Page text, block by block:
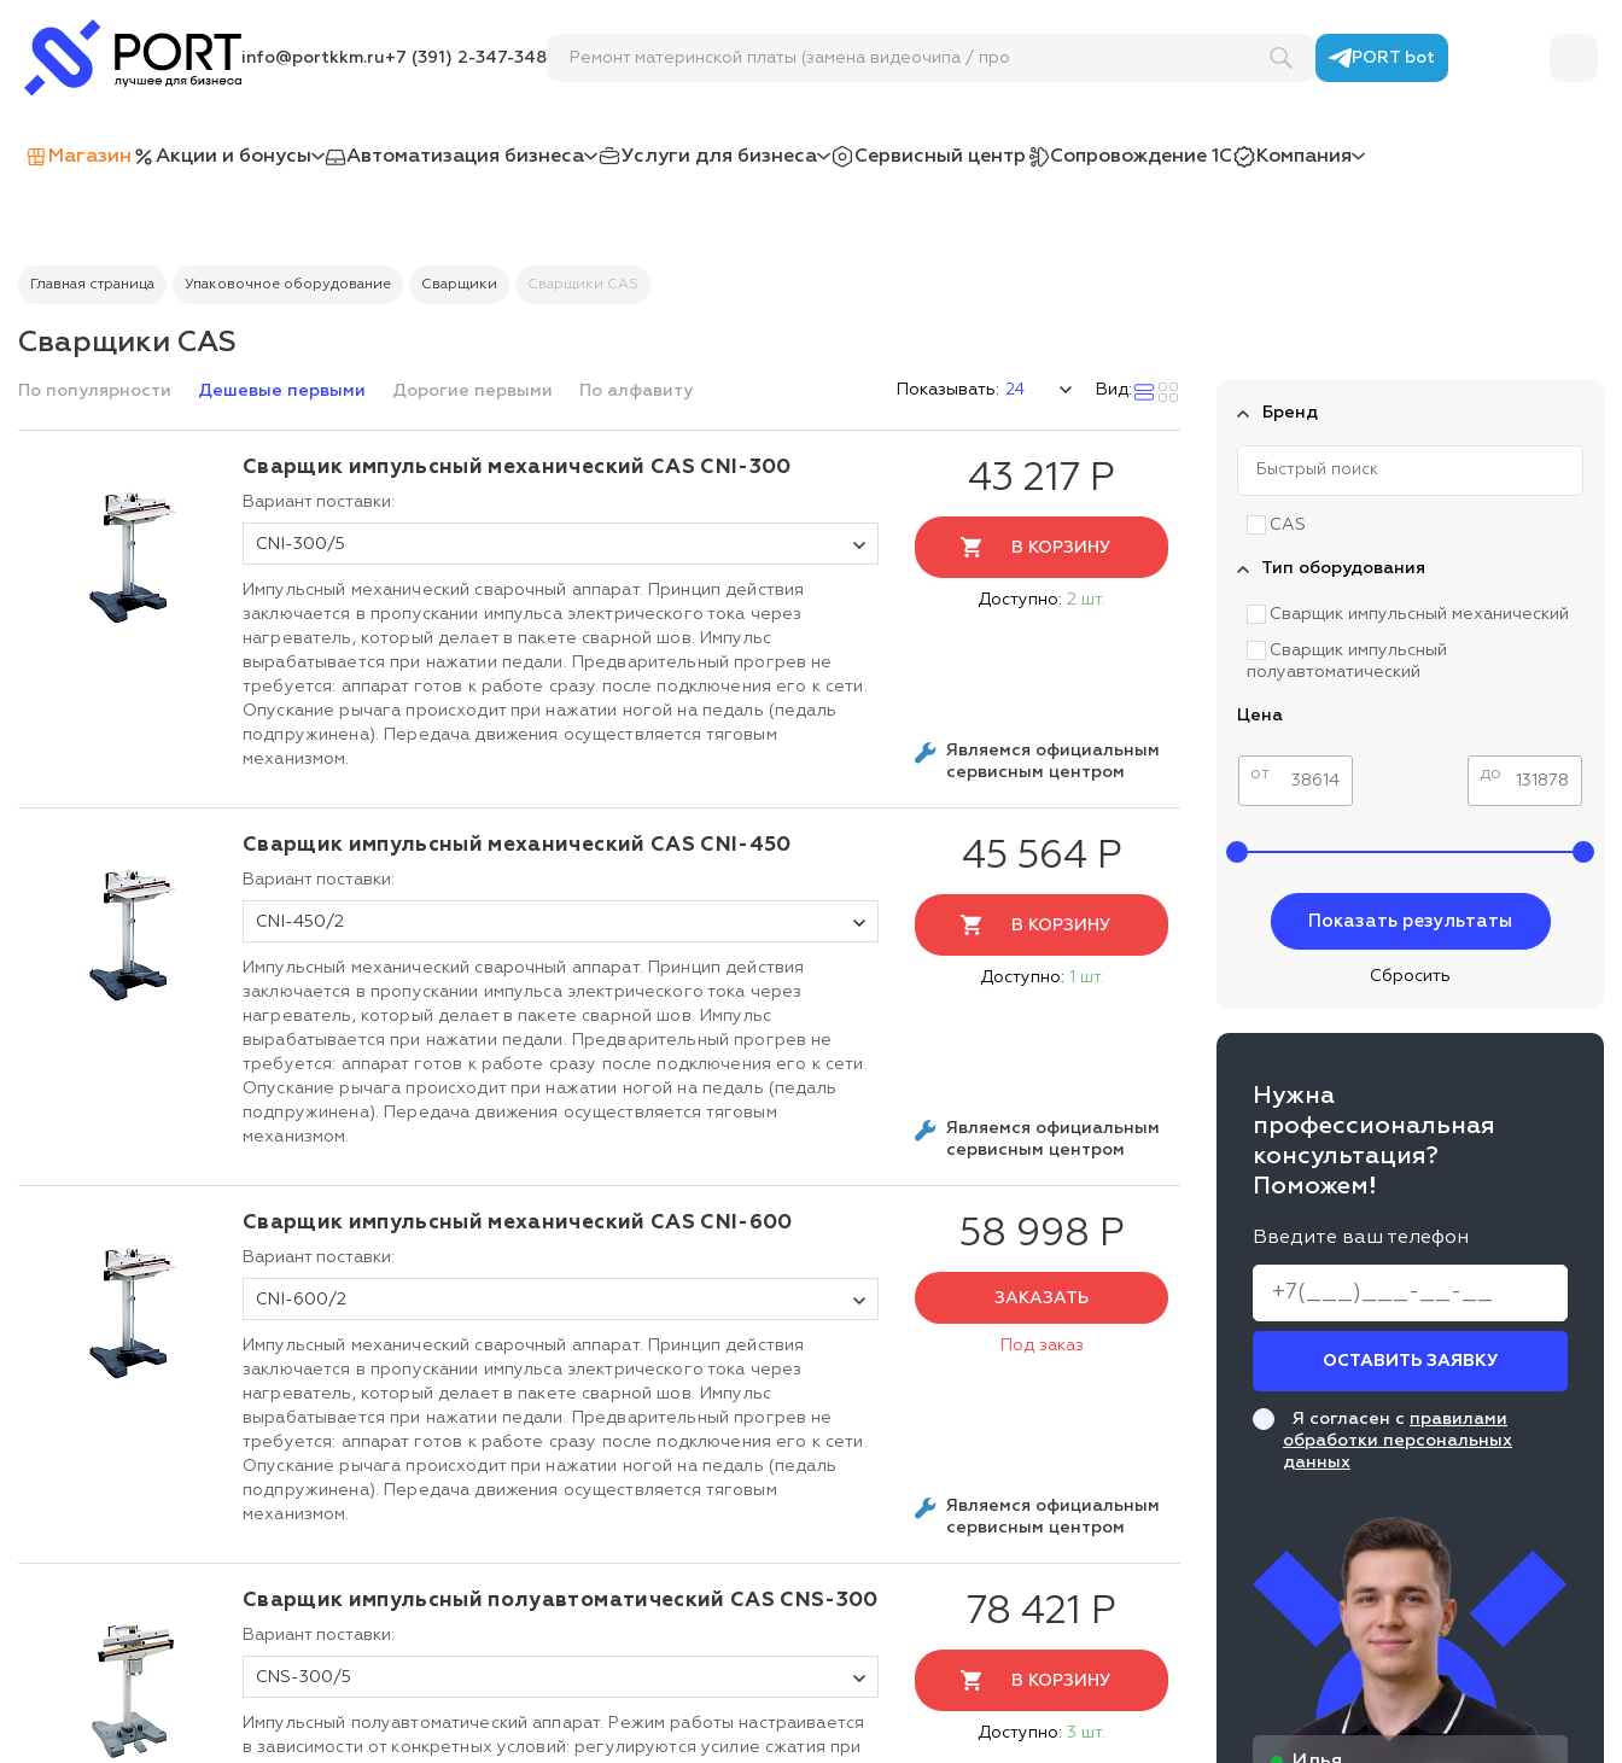
info@portkkm.ru+7 (391) 2-347-348 Ремонт материнской платы (замена видеочипа / процессор PORT bot
Магазин Акции и бонусы Автоматизация бизнеса Услуги для бизнеса Сервисный центр Сопровождение 1С Компания
Главная страница Упаковочное оборудование Сварщики Сварщики CAS
Сварщики CAS
По популярности Дешевые первыми Дорогие первыми По алфавиту Показывать: Вид:
Сварщик импульсный механический CAS CNI-300
Вариант поставки:
CNI-300/5
Импульсный механический сварочный аппарат. Принцип действия
заключается в пропускании импульса электрического тока через
нагреватель, который делает в пакете сварной шов. Импульс
вырабатывается при нажатии педали. Предварительный прогрев не
требуется: аппарат готов к работе сразу после подключения его к сети.
Опускание рычага происходит при нажатии ногой на педаль (педаль
подпружинена). Передача движения осуществляется тяговым
механизмом.
43 217 Р
В КОРЗИНУ
Доступно: 2 шт.
Являемся официальным
сервисным центром
Сварщик импульсный механический CAS CNI-450
Вариант поставки:
CNI-450/2
Импульсный механический сварочный аппарат. Принцип действия
заключается в пропускании импульса электрического тока через
нагреватель, который делает в пакете сварной шов. Импульс
вырабатывается при нажатии педали. Предварительный прогрев не
требуется: аппарат готов к работе сразу после подключения его к сети.
Опускание рычага происходит при нажатии ногой на педаль (педаль
подпружинена). Передача движения осуществляется тяговым
механизмом.
45 564 Р
В КОРЗИНУ
Доступно: 1 шт.
Являемся официальным
сервисным центром
Сварщик импульсный механический CAS CNI-600
Вариант поставки:
CNI-600/2
Импульсный механический сварочный аппарат. Принцип действия
заключается в пропускании импульса электрического тока через
нагреватель, который делает в пакете сварной шов. Импульс
вырабатывается при нажатии педали. Предварительный прогрев не
требуется: аппарат готов к работе сразу после подключения его к сети.
Опускание рычага происходит при нажатии ногой на педаль (педаль
подпружинена). Передача движения осуществляется тяговым
механизмом.
58 998 Р
ЗАКАЗАТЬ
Под заказ
Являемся официальным
сервисным центром
Сварщик импульсный полуавтоматический CAS CNS-300
Вариант поставки:
CNS-300/5
Импульсный полуавтоматический аппарат. Режим работы настраивается
в зависимости от конкретных условий: регулируются усилие сжатия при
78 421 Р
В КОРЗИНУ
Доступно: 3 шт.
Бренд
CAS
Тип оборудования
Сварщик импульсный механический
Сварщик импульсный
полуавтоматический
Цена
от до
Нужна
профессиональная
консультация?
Поможем!
Введите ваш телефон
ОСТАВИТЬ ЗАЯВКУ
Я согласен с правилами
обработки персональных
данных